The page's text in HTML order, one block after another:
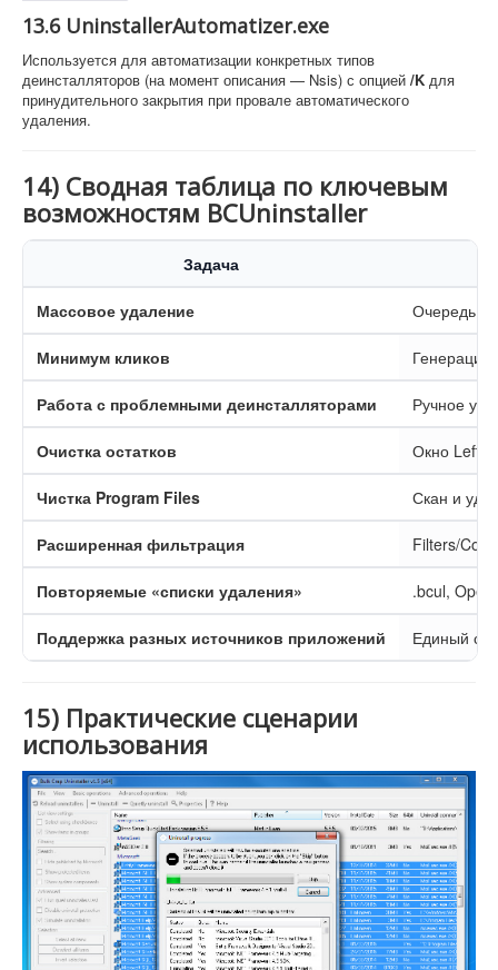
13.6 UninstallerAutomatizer.exe
Используется для автоматизации конкретных типов
деинсталляторов (на момент описания — Nsis) с опцией /K для
принудительного закрытия при провале автоматического
удаления.
14) Сводная таблица по ключевым
возможностям BCUninstaller
Задача
Массовое удаление Очередь
Минимум кликов Генерация
Работа с проблемными деинсталляторами Ручное
Очистка остатков Окно
Чистка Program Files Скан и
Расширенная фильтрация Filters/
Повторяемые «списки удаления» .bcul,
Поддержка разных источников приложений Единый
15) Практические сценарии
использования